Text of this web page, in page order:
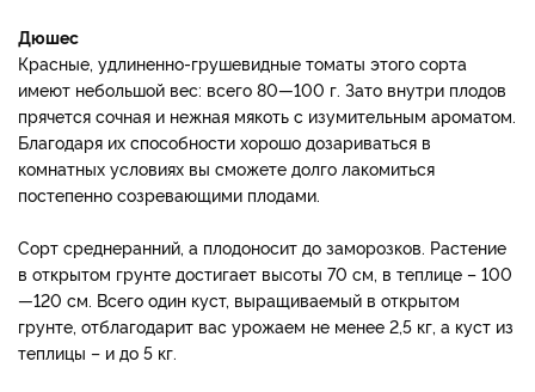
Дюшес
Красные, удлиненно-грушевидные томаты этого сорта
имеют небольшой вес: всего 80—100 г. Зато внутри плодов
прячется сочная и нежная мякоть с изумительным ароматом.
Благодаря их способности хорошо дозариваться в
комнатных условиях вы сможете долго лакомиться
постепенно созревающими плодами.
Сорт среднеранний, а плодоносит до заморозков. Растение
в открытом грунте достигает высоты 70 см, в теплице – 100
—120 см. Всего один куст, выращиваемый в открытом
грунте, отблагодарит вас урожаем не менее 2,5 кг, а куст из
теплицы – и до 5 кг.